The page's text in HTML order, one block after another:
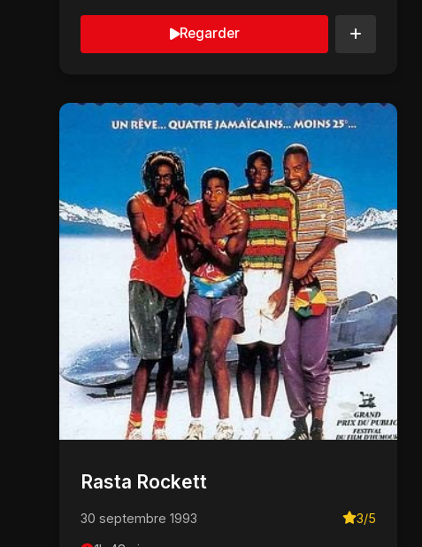
Regarder
Rasta Rockett
30 septembre 1993 3/5